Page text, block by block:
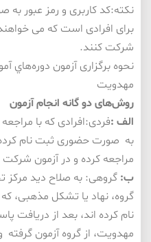
نكته:كد كاربری و رمز عبور به
برای افرادی است كه می
شركت كنند.
نحوه برگزاری آزمون دوره‌هاي
مهدویت
روش‌های دو گانه انجام آزمون
الف :فردی:افرادی كه با
به صورت حضوری ثبت نام كرده
مراجعه كرده و در آزمون
ب: گروهی: به صلاح دید
گروه، نهاد یا تشكل مذهبی،
نام كرده اند، بعد از دریافت
مهدویت، از گروه آزمون گرفته